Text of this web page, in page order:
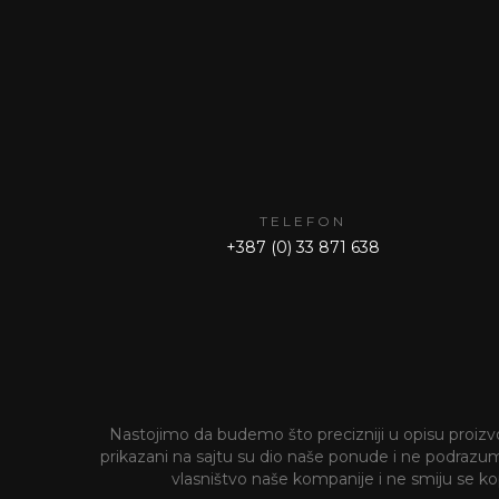
TELEFON
+387 (0) 33 871 638
Nastojimo da budemo što precizniji u opisu
prikazani na sajtu su dio naše ponude i ne
vlasništvo naše kompanije i ne smiju se